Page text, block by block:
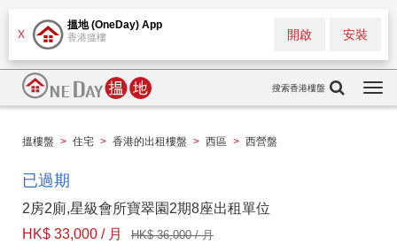
X
搵地 (OneDay) App
香港搵樓 安裝
開啟
搜索香港樓盤
搵樓盤 > 住宅 > 香港的出租樓盤 > 西區 > 西營盤
已過期
2房2廁,星級會所寶翠園2期8座出租單位
HK$ 33,000 / 月
HK$ 36,000 / 月